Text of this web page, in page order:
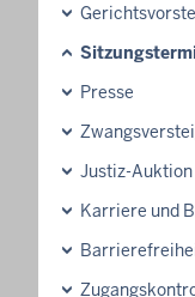
Presse
Justiz-Auktion
Karriere und